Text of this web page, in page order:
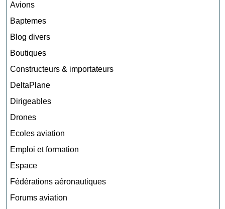
Avions
Baptemes
Blog divers
Boutiques
Constructeurs & importateurs
DeltaPlane
Dirigeables
Drones
Ecoles aviation
Emploi et formation
Espace
Fédérations aéronautiques
Forums aviation